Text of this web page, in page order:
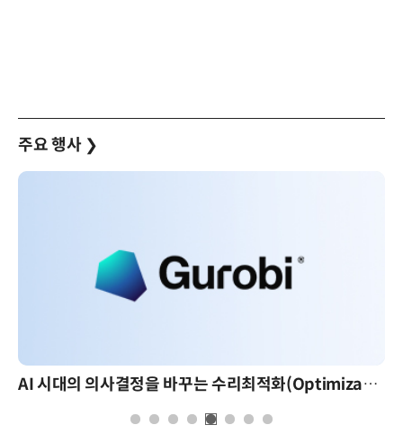
주요 행사 ❯
AI 시대의 의사결정을 바꾸는 수리최적화(Optimization): 실제 산업 적용 사례와 활용 전략